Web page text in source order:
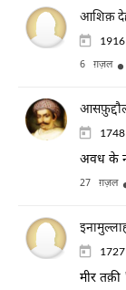
आशिक़
6 ग़ज़ल
अवध के
27 ग़ज़ल
मीर तक़ी